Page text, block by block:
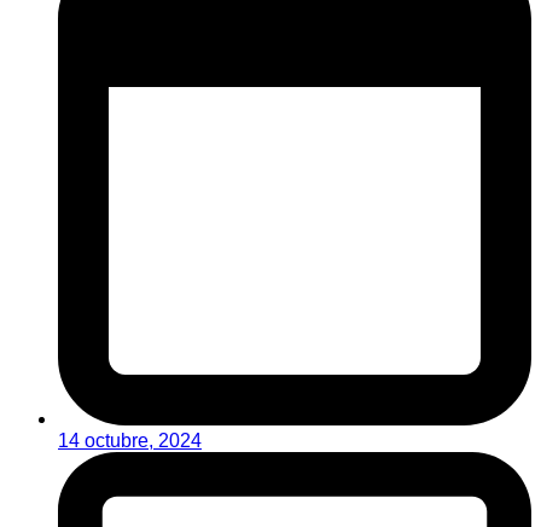
14 octubre, 2024